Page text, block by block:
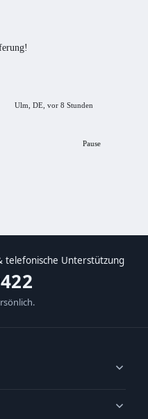
Ulm, DE, vor 8 Stunden
Pause
telefonische Unterstützung